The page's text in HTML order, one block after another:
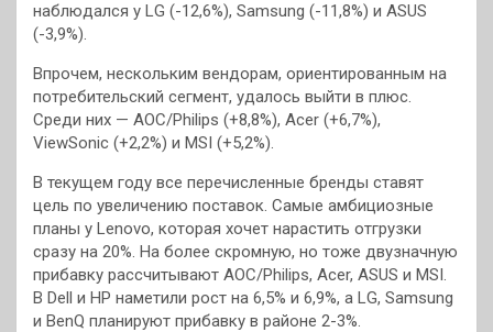
наблюдался у LG (-12,6%), Samsung (-11,8%) и ASUS
(-3,9%).
Впрочем, нескольким вендорам, ориентированным на
потребительский сегмент, удалось выйти в плюс.
Среди них — AOC/Philips (+8,8%), Acer (+6,7%),
ViewSonic (+2,2%) и MSI (+5,2%).
В текущем году все перечисленные бренды ставят
цель по увеличению поставок. Самые амбициозные
планы у Lenovo, которая хочет нарастить отгрузки
сразу на 20%. На более скромную, но тоже двузначную
прибавку рассчитывают AOC/Philips, Acer, ASUS и MSI.
В Dell и HP наметили рост на 6,5% и 6,9%, а LG, Samsung
и BenQ планируют прибавку в районе 2-3%.